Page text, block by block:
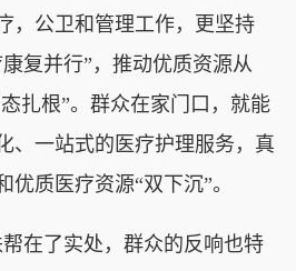
，公卫和管理工作，更坚持
复并行”，推动优质资源从
扎根”。群众在家门口，就能
、一站式的医疗护理服务，真
质医疗资源“双下沉”。
了实处，群众的反响也特